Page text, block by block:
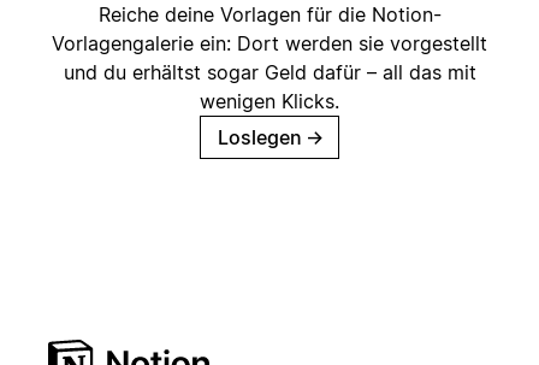
Reiche deine Vorlagen für die Notion-
Vorlagengalerie ein: Dort werden sie vorgestellt
und du erhältst sogar Geld dafür – all das mit
wenigen Klicks.
Loslegen →